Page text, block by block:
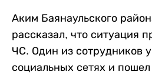
Аким Баянаульского
рассказал, что ситуация
ЧС. Один из сотрудников
социальных сетях и